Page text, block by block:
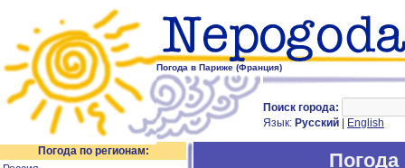
Погода в Париже (Франция)
Поиск города:
Язык: Русский English
Погода по регионам: